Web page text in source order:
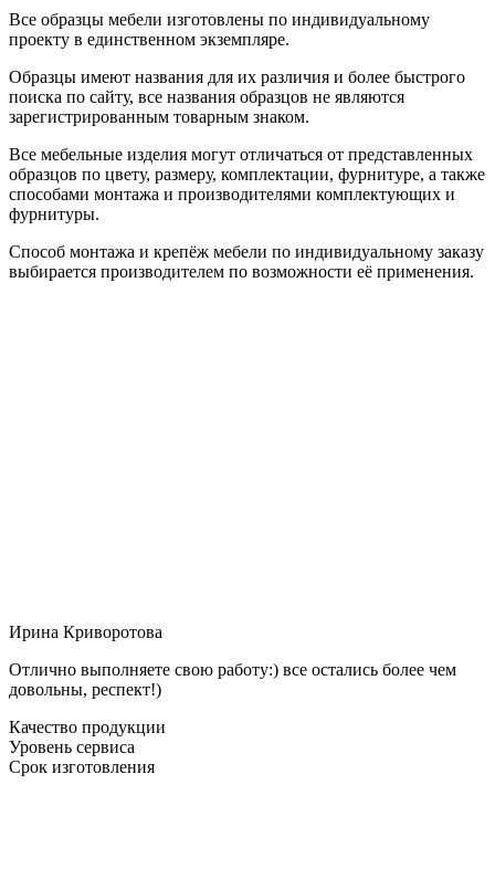
Все образцы мебели изготовлены по индивидуальному
проекту в единственном экземпляре.
Образцы имеют названия для их различия и более быстрого
поиска по сайту, все названия образцов не являются
зарегистрированным товарным знаком.
Все мебельные изделия могут отличаться от представленных
образцов по цвету, размеру, комплектации, фурнитуре, а также
способами монтажа и производителями комплектующих и
фурнитуры.
Способ монтажа и крепёж мебели по индивидуальному заказу
выбирается производителем по возможности её применения.
Ирина Криворотова
Отлично выполняете свою работу:) все остались более чем
довольны, респект!)
Качество продукции
Уровень сервиса
Срок изготовления